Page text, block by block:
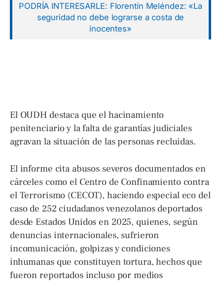
PODRÍA INTERESARLE: Florentín Meléndez: «La
seguridad no debe lograrse a costa de
inocentes»
El OUDH destaca que el hacinamiento
penitenciario y la falta de garantías judiciales
agravan la situación de las personas recluidas.
El informe cita abusos severos documentados en
cárceles como el Centro de Confinamiento contra
el Terrorismo (CECOT), haciendo especial eco del
caso de 252 ciudadanos venezolanos deportados
desde Estados Unidos en 2025, quienes, según
denuncias internacionales, sufrieron
incomunicación, golpizas y condiciones
inhumanas que constituyen tortura, hechos que
fueron reportados incluso por medios